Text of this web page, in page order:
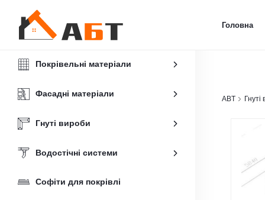
Головна
Покрівельні матеріали
Фасадні матеріали
Гнуті вироби
Водостічні системи
Софіти для покрівлі
ABT Гнуті